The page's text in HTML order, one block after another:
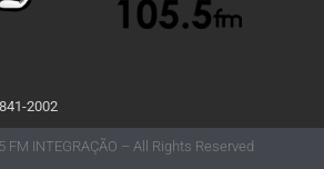
2002
FM INTEGRAÇÃO – All Rights Reserved